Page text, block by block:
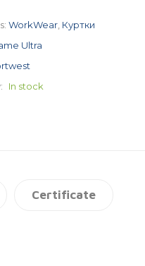
WorkWear, Куртки
Ultra
In stock
Certificate